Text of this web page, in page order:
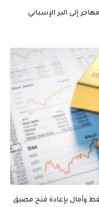
إلى البر الإسباني
تراجع النفط وآمال بإعادة فتح مضيق